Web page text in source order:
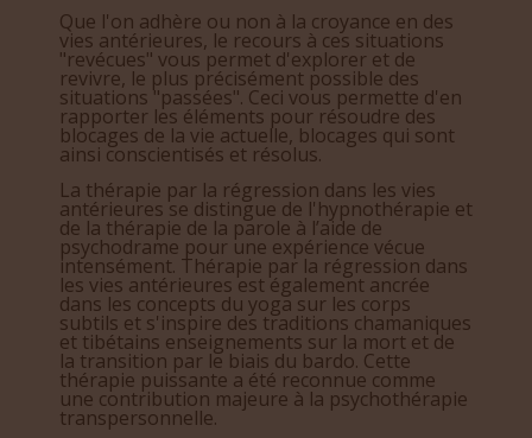
Que l'on adhère ou non à la croyance en des
vies antérieures, le recours à ces situations
"revécues" vous permet d'explorer et de
revivre, le plus précisément possible des
situations "passées". Ceci vous permette d'en
rapporter les éléments pour résoudre des
blocages de la vie actuelle, blocages qui sont
ainsi conscientisés et résolus.
La thérapie par la régression dans les vies
antérieures se distingue de l'hypnothérapie et
de la thérapie de la parole à l’aide de
psychodrame pour une expérience vécue
intensément. Thérapie par la régression dans
les vies antérieures est également ancrée
dans les concepts du yoga sur les corps
subtils et s'inspire des traditions chamaniques
et tibétains enseignements sur la mort et de
la transition par le biais du bardo. Cette
thérapie puissante a été reconnue comme
une contribution majeure à la psychothérapie
transpersonnelle.